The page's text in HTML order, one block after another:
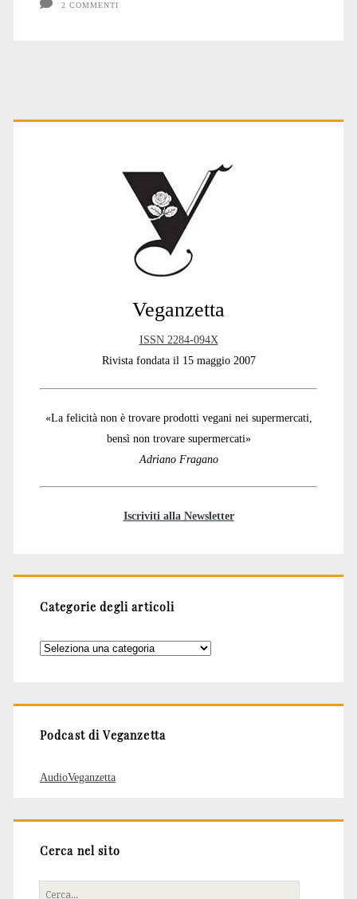
2 COMMENTI
Primary
Veganzetta
ISSN 2284-094X
Rivista fondata il 15 maggio 2007
«La felicità non è trovare prodotti vegani nei supermercati,
bensì non trovare supermercati»
Adriano Fragano
Iscriviti alla Newsletter
Categorie degli articoli
Categorie
Podcast di Veganzetta
AudioVeganzetta
Cerca nel sito
Cerca